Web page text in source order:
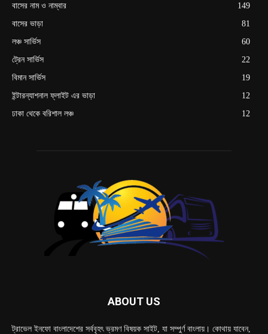
বাসের নাম ও নাম্বার
149
বাসের ভাড়া
81
লঞ্চ সার্ভিস
60
ট্রেন সার্ভিস
22
বিমান সার্ভিস
19
ইন্টারন্যাশনাল ফ্লাইট এর ভাড়া
12
ঢাকা থেকে বরিশাল লঞ্চ
12
ABOUT US
ট্রাভেল ইনফো বাংলাদেশের সর্ববৃহৎ ভ্রমণ বিষয়ক সাইট, যা সম্পুর্ণ বাংলায়। কোথায় যাবেন,